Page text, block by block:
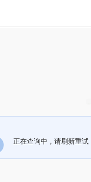
正在查询中，请刷新重试